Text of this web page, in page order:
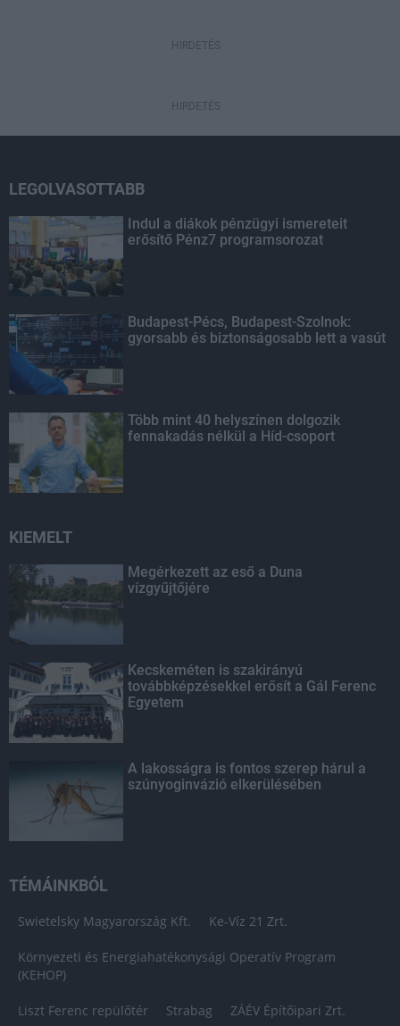
HIRDETÉS
HIRDETÉS
LEGOLVASOTTABB
Indul a diákok pénzügyi ismereteit
erősítő Pénz7 programsorozat
Budapest-Pécs, Budapest-Szolnok:
gyorsabb és biztonságosabb lett a vasút
Több mint 40 helyszínen dolgozik
fennakadás nélkül a Híd-csoport
KIEMELT
Megérkezett az eső a Duna
vízgyűjtőjére
Kecskeméten is szakirányú
továbbképzésekkel erősít a Gál Ferenc
Egyetem
A lakosságra is fontos szerep hárul a
szúnyoginvázió elkerülésében
TÉMÁINKBÓL
Swietelsky Magyarország Kft. Ke-Víz 21 Zrt.
Környezeti és Energiahatékonysági Operatív Program
(KEHOP)
Liszt Ferenc repülőtér Strabag ZÁÉV Építőipari Zrt.